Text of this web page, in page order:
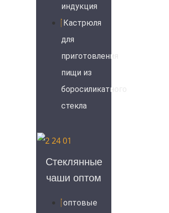
индукция
Кастрюля
для
приготовления
пищи из
боросиликатного
стекла
Стеклянные
чаши оптом
оптовые